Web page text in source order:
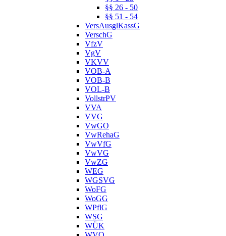
§§ 26 - 50
§§ 51 - 54
VersAusglKassG
VerschG
VfzV
VgV
VKVV
VOB-A
VOB-B
VOL-B
VollstrPV
VVA
VVG
VwGO
VwRehaG
VwVfG
VwVG
VwZG
WEG
WGSVG
WoFG
WoGG
WPflG
WSG
WÜK